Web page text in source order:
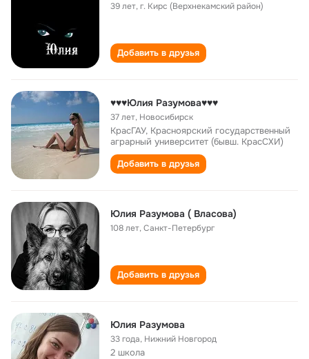
39 лет,г. Кирс (Верхнекамский район)
Добавить в друзья
♥♥♥Юлия Разумова♥♥♥
37 лет, Новосибирск
КрасГАУ, Красноярский государственный
аграрный университет (бывш. КрасСХИ)
Добавить в друзья
Юлия Разумова ( Власова)
108 лет,Санкт-Петербург
Добавить в друзья
Юлия Разумова
33 года, Нижний Новгород
2 школа